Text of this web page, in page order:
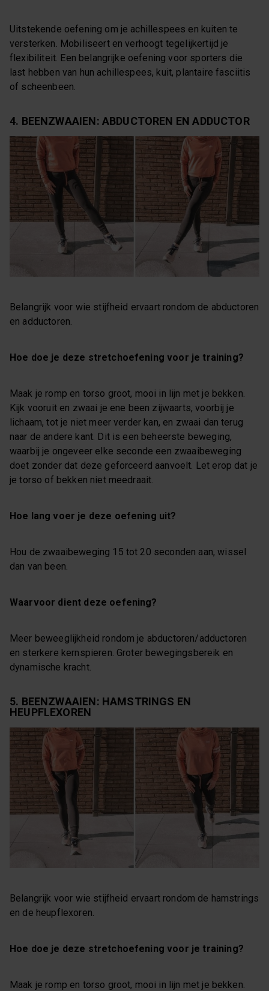
Uitstekende oefening om je achillespees en kuiten te
versterken. Mobiliseert en verhoogt tegelijkertijd je
flexibiliteit. Een belangrijke oefening voor sporters die
last hebben van hun achillespees, kuit, plantaire fasciitis
of scheenbeen.
4. BEENZWAAIEN: ABDUCTOREN EN ADDUCTOR
Belangrijk voor wie stijfheid ervaart rondom de abductoren
en adductoren.
Hoe doe je deze stretchoefening voor je training?
Maak je romp en torso groot, mooi in lijn met je bekken.
Kijk vooruit en zwaai je ene been zijwaarts, voorbij je
lichaam, tot je niet meer verder kan, en zwaai dan terug
naar de andere kant. Dit is een beheerste beweging,
waarbij je ongeveer elke seconde een zwaaibeweging
doet zonder dat deze geforceerd aanvoelt. Let erop dat je
je torso of bekken niet meedraait.
Hoe lang voer je deze oefening uit?
Hou de zwaaibeweging 15 tot 20 seconden aan, wissel
dan van been.
Waarvoor dient deze oefening?
Meer beweeglijkheid rondom je abductoren/adductoren
en sterkere kernspieren. Groter bewegingsbereik en
dynamische kracht.
5. BEENZWAAIEN: HAMSTRINGS EN
HEUPFLEXOREN
Belangrijk voor wie stijfheid ervaart rondom de hamstrings
en de heupflexoren.
Hoe doe je deze stretchoefening voor je training?
Maak je romp en torso groot, mooi in lijn met je bekken.